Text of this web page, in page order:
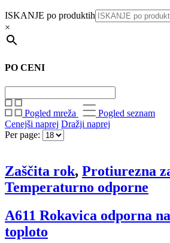
ISKANJE po produktih
×
PO CENI
Pogled mreža
Pogled seznam
Cenejši naprej Dražji naprej
Per page:
Zaščita rok, Protiurezna
Temperaturno odporne
A611 Rokavica odporna
toploto